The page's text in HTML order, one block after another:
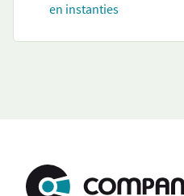
en instanties